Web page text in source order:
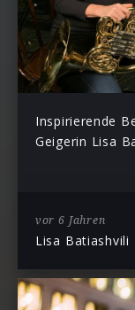
Inspirierende
Geigerin Lisa
vor 6 Jahren
Lisa Batiashvili